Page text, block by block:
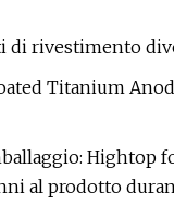
di rivestimento
Hightop
al prodotto